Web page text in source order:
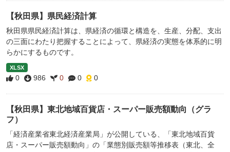
【秋田県】県民経済計算
秋田県県民経済計算は、県経済の循環と構造を、生産、分配、支出
の三面にわたり把握することによって、県経済の実態を体系的に明
らかにするものです。
XLSX
0 986 0 0 0
【秋田県】東北地域百貨店・スーパー販売額動向（グラ
フ）
「経済産業省東北経済産業局」が公開している、「東北地域百貨
店・スーパー販売額動向」の「業態別販売額等推移表（東北、全